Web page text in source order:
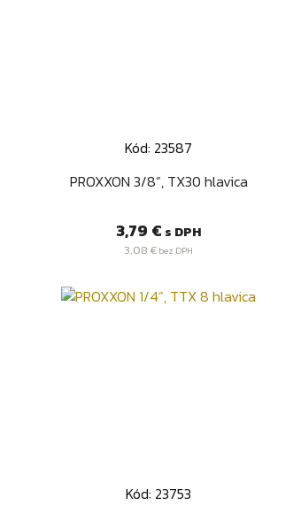
Kód: 23587
PROXXON 3/8”, TX30 hlavica
Cena
3,79 € s DPH
3,08 € bez DPH
 Rýchly náhľad
Kód: 23753